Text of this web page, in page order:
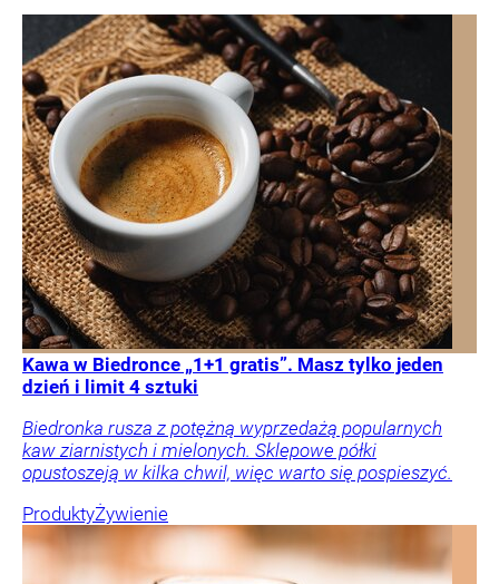
Kawa w Biedronce „1+1 gratis”. Masz tylko jeden
dzień i limit 4 sztuki
Biedronka rusza z potężną wyprzedażą popularnych
kaw ziarnistych i mielonych. Sklepowe półki
opustoszeją w kilka chwil, więc warto się pospieszyć.
ProduktyŻywienie